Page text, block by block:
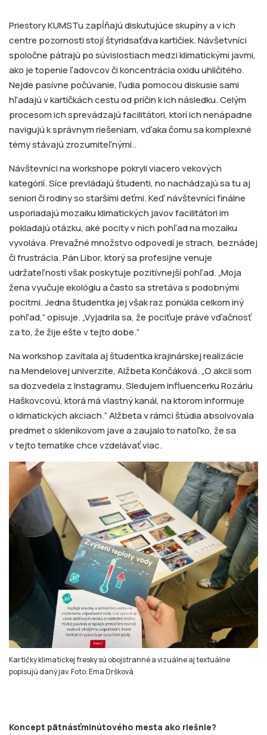
Priestory KUMSTu zapĺňajú diskutujúce skupíny a v ich
centre pozornosti stojí štyridsaťdva kartičiek. Návšetvníci
spoločne pátrajú po súvislostiach medzi klimatickými javmi,
ako je topenie ľadovcov či koncentrácia oxidu uhličitého.
Nejde pasívne počúvanie, ľudia pomocou diskusie sami
hľadajú v kartičkách cestu od príčin k ich následku. Celým
procesom ich sprevádzajú facilitátori, ktorí ich nenápadne
navigujú k správnym riešeniam, vďaka čomu sa komplexné
témy stávajú zrozumiteľnými..
Návštevníci na workshope pokryli viacero vekových
kategórií. Síce prevládajú študenti, no nachádzajú sa tu aj
seniori či rodiny so staršími deťmi. Keď návštevníci finálne
usporiadajú mozaiku klimatických javov facilitátori im
pokladajú otázku, aké pocity v nich pohľad na mozaiku
vyvoláva. Prevažné množstvo odpovedí je strach, beznádej
či frustrácia. Pán Libor, ktorý sa profesijne venuje
udržateľnosti však poskytuje pozitívnejší pohľad. „Moja
žena vyučuje ekológiu a často sa stretáva s podobnými
pocitmi. Jedna študentka jej však raz ponúkla celkom iný
pohľad,“ opisuje. „Vyjadrila sa, že pociťuje práve vďačnosť
za to, že žije ešte v tejto dobe.“
Na workshop zavítala aj študentka krajinárskej realizácie
na Mendelovej univerzite, Alžbeta Končáková. „O akcii som
sa dozvedela z Instagramu. Sledujem influencerku Rozáriu
Haškovcovú, ktorá má vlastný kanál, na ktorom informuje
o klimatických akciach.“ Alžbeta v rámci štúdia absolvovala
predmet o skleníkovom jave a zaujalo to natoľko, že sa
v tejto tematike chce vzdelávať viac.
Kartičky klimatickej fresky sú obojstranné a vizuálne aj textuálne
popisujú daný jav. Foto: Ema Dršková
Koncept pätnásťminútového mesta ako riešnie?